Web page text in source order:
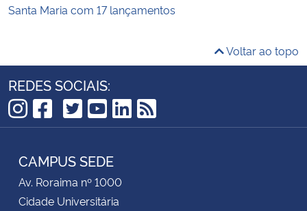
Santa Maria com 17 lançamentos
Voltar ao topo
REDES SOCIAIS:
Instagram
Facebook
TikTok
Twitter
YouTube
LinkedIn
RSS
CAMPUS SEDE
Av. Roraima nº 1000
Cidade Universitária